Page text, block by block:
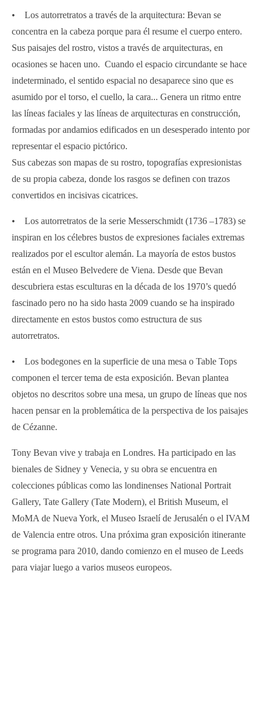
• Los autorretratos a través de la arquitectura: Bevan se
concentra en la cabeza porque para él resume el cuerpo entero.
Sus paisajes del rostro, vistos a través de arquitecturas, en
ocasiones se hacen uno. Cuando el espacio circundante se hace
indeterminado, el sentido espacial no desaparece sino que es
asumido por el torso, el cuello, la cara... Genera un ritmo entre
las líneas faciales y las líneas de arquitecturas en construcción,
formadas por andamios edificados en un desesperado intento por
representar el espacio pictórico.
Sus cabezas son mapas de su rostro, topografías expresionistas
de su propia cabeza, donde los rasgos se definen con trazos
convertidos en incisivas cicatrices.
• Los autorretratos de la serie Messerschmidt (1736 –1783) se
inspiran en los célebres bustos de expresiones faciales extremas
realizados por el escultor alemán. La mayoría de estos bustos
están en el Museo Belvedere de Viena. Desde que Bevan
descubriera estas esculturas en la década de los 1970’s quedó
fascinado pero no ha sido hasta 2009 cuando se ha inspirado
directamente en estos bustos como estructura de sus
autorretratos.
• Los bodegones en la superficie de una mesa o Table Tops
componen el tercer tema de esta exposición. Bevan plantea
objetos no descritos sobre una mesa, un grupo de líneas que nos
hacen pensar en la problemática de la perspectiva de los paisajes
de Cézanne.
Tony Bevan vive y trabaja en Londres. Ha participado en las
bienales de Sidney y Venecia, y su obra se encuentra en
colecciones públicas como las londinenses National Portrait
Gallery, Tate Gallery (Tate Modern), el British Museum, el
MoMA de Nueva York, el Museo Israelí de Jerusalén o el IVAM
de Valencia entre otros. Una próxima gran exposición itinerante
se programa para 2010, dando comienzo en el museo de Leeds
para viajar luego a varios museos europeos.